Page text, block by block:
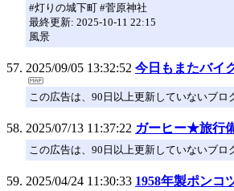
#灯りの城下町 #菅原神社
最終更新: 2025-10-11 22:15
風景
2025/09/05 13:32:52 今日もまたバイ
この広告は、90日以上更新していないブロ
2025/07/13 11:37:22 ガーヒー★旅行
この広告は、90日以上更新していないブロ
2025/04/24 11:30:33 1958年製ポンコ